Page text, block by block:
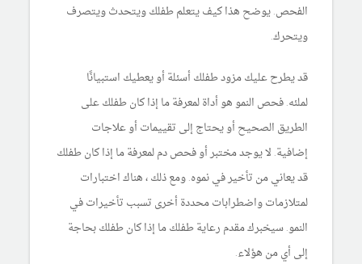
الفحص. يوضح هذا كيف يتعلم طفلك ويتحدث ويتصرف
ويتحرك.
قد يطرح عليك مزود طفلك أسئلة أو يعطيك استبيانًا
لملئه. فحص النمو هو أداة لمعرفة ما إذا كان طفلك على
الطريق الصحيح أو يحتاج إلى تقييمات أو علاجات
إضافية. لا يوجد مختبر أو فحص دم لمعرفة ما إذا كان طفلك
قد يعاني من تأخير في نموه. ومع ذلك ، هناك اختبارات
لمتلازمات واضطرابات محددة أخرى تسبب تأخيرات في
النمو. سيخبرك مقدم رعاية طفلك ما إذا كان طفلك بحاجة
إلى أي من هؤلاء.